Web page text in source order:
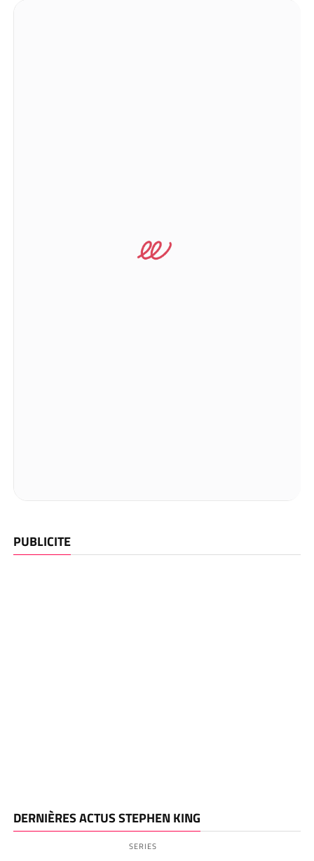
PUBLICITE
DERNIÈRES ACTUS STEPHEN KING
SERIES